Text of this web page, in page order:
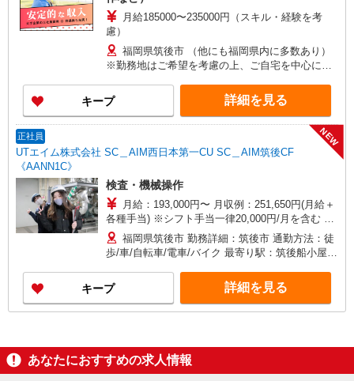
月給185000〜235000円（スキル・経験を考
慮）
福岡県筑後市 （他にも福岡県内に多数あり）
※勤務地はご希望を考慮の上、ご自宅を中心に通
し）
キープ 詳細を見る
正社員
UTエイム株式会社 SC＿AIM西日本第一CU SC＿AIM筑後CF
《AANN1C》
NEW
検査・機械操作
月給：193,000円〜 月収例：251,650円(月給＋
各種手当) ※シフト手当一律20,000円/月を含む ※
皆勤手当一律10,000円/月含む（規定あり） ※法定
外残業手当42,562円/月 ※深夜手当16,088円/月
福岡県筑後市 勤務詳細：筑後市 通勤方法：徒
歩/車/自転車/電車/バイク 最寄り駅：筑後船小屋駅
車6分 ※構内駐車場無料利用OK
キープ 詳細を見る
あなたにおすすめの求人情報